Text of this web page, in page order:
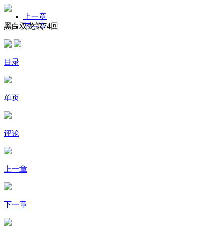
黑白双龙第74回
上一章
下一章
目录
单页
评论
上一章
下一章